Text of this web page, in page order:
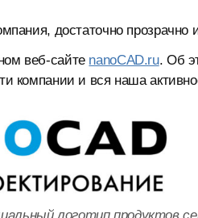
достаточно прозрачно
веб-сайте nanoCAD.ru. Об
компании и вся наша